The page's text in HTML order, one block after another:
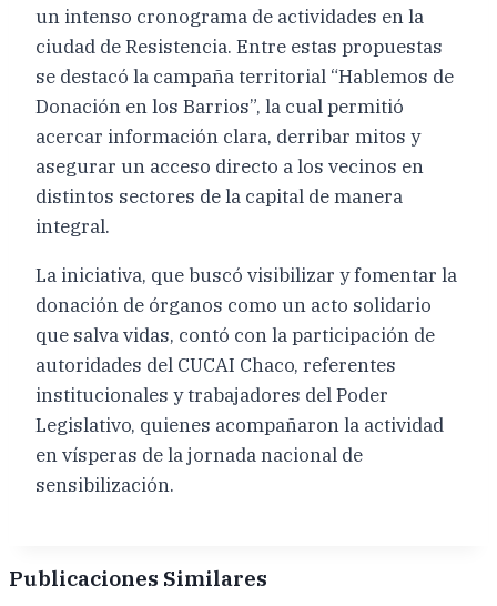
un intenso cronograma de actividades en la
ciudad de Resistencia. Entre estas propuestas
se destacó la campaña territorial “Hablemos de
Donación en los Barrios”, la cual permitió
acercar información clara, derribar mitos y
asegurar un acceso directo a los vecinos en
distintos sectores de la capital de manera
integral.
La iniciativa, que buscó visibilizar y fomentar la
donación de órganos como un acto solidario
que salva vidas, contó con la participación de
autoridades del CUCAI Chaco, referentes
institucionales y trabajadores del Poder
Legislativo, quienes acompañaron la actividad
en vísperas de la jornada nacional de
sensibilización.
Publicaciones Similares